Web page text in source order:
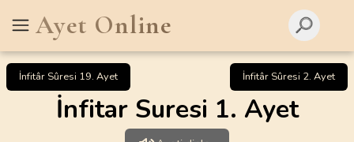
Ayet Online
İnfitâr Sûresi 19. Ayet İnfitâr Sûresi 2. Ayet
İnfitar Suresi 1. Ayet